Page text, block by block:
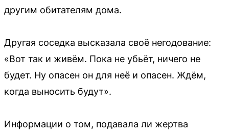
другим обитателям дома.
Другая соседка высказала своё негодование:
«Вот так и живём. Пока не убьёт, ничего не
будет. Ну опасен он для неё и опасен. Ждём,
когда выносить будут».
Информации о том, подавала ли жертва